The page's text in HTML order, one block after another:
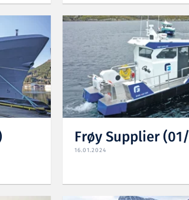
Frøy Supplier
16.01.2024